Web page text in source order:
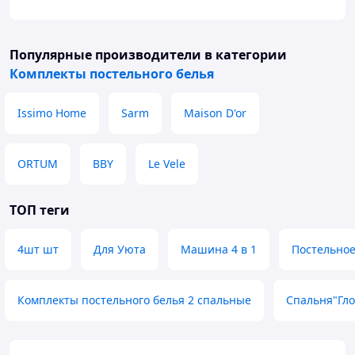
рисунков
Популярные производители в категории
Комплекты постельного белья
Issimo Home Sarm Maison D'or
ORTUM BBY Le Vele
ТОП теги
4шт шт Для Уюта Машина 4 в 1
Комплекты постельного белья 2 спальные